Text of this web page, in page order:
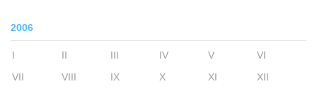
2006
I II III IV V
VI
VII
VIII IX X XI XII